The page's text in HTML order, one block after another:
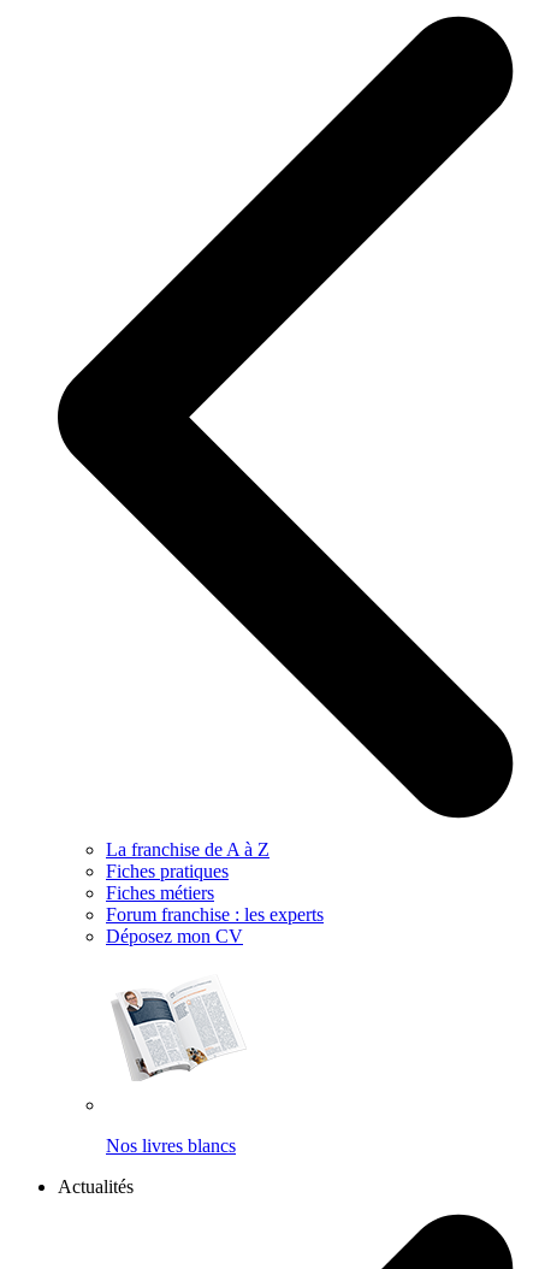
La franchise de A à Z
Fiches pratiques
Fiches métiers
Forum franchise : les experts
Déposez mon CV
Nos livres blancs
Actualités